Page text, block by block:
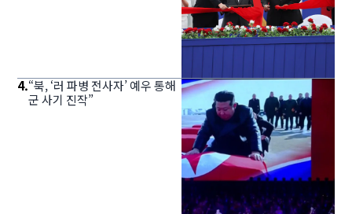
4.“북, ‘러 파병 전사자’ 예우 통해
군 사기 진작”